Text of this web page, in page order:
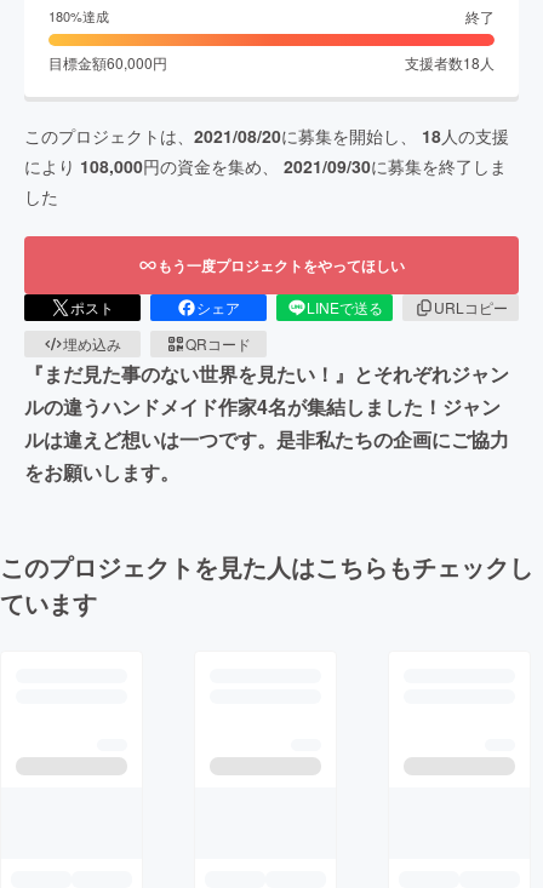
180%達成 終了
目標金額60,000円 支援者数18 人
このプロジェクトは、 2021/08/20に募集を開始し、 18人の支援
により 108,000円の資金を集め、 2021/09/30に募集を終了しま
した
もう一度プロジェクトをやってほしい
ポスト シェア LINEで送る
URLコピー
埋め込み
QRコード
『まだ見た事のない世界を見たい！』とそれぞれジャン
ルの違うハンドメイド作家4名が集結しました！ジャン
ルは違えど想いは一つです。是非私たちの企画にご協力
をお願いします。
このプロジェクトを見た人はこちらもチェックし
ています